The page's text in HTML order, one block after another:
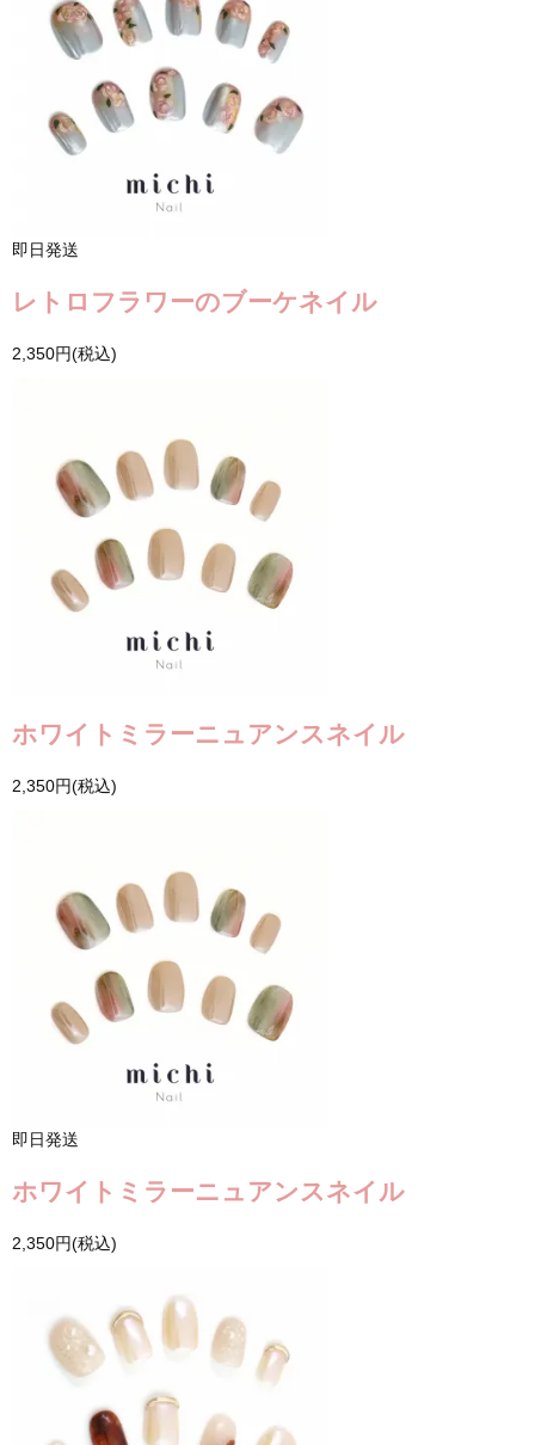
即日発送
レトロフラワーのブーケネイル
2,350円(税込)
ホワイトミラーニュアンスネイル
2,350円(税込)
即日発送
ホワイトミラーニュアンスネイル
2,350円(税込)